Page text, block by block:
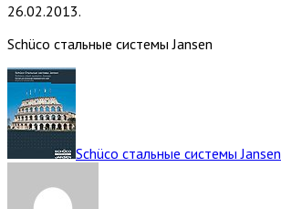
26.02.2013.
Schüco стальные системы Jansen
Schüco стальные системы Jansen